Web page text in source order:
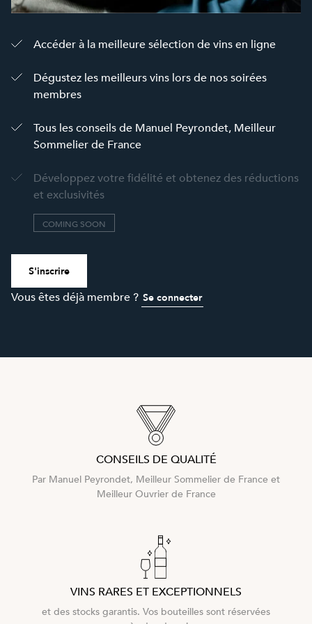
Accéder à la meilleure sélection de vins en ligne
Dégustez les meilleurs vins lors de nos soirées
membres
Tous les conseils de Manuel Peyrondet, Meilleur
Sommelier de France
Développez votre fidélité et obtenez des réductions
et exclusivités
COMING SOON
S'inscrire
Vous êtes déjà membre ? Se connecter
CONSEILS DE QUALITÉ
Par Manuel Peyrondet, Meilleur Sommelier de France et
Meilleur Ouvrier de France
VINS RARES ET EXCEPTIONNELS
et des stocks garantis. Vos bouteilles sont réservées